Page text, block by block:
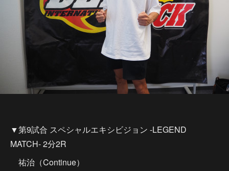
▼第9試合 スペシャルエキシビジョン -LEGEND
MATCH- 2分2R
祐治（Continue）